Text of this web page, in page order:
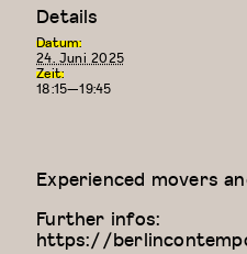
Experienced movers
Further infos:
https://
Details
Datum:
24. Juni 2025
Zeit:
18:15—19:45